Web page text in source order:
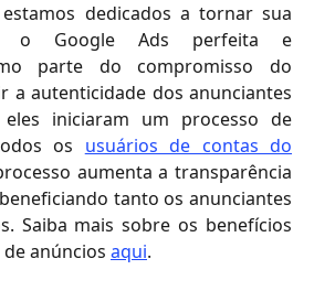
dedicados a tornar sua
o Google Ads perfeita e
parte do compromisso do
a autenticidade dos anunciantes
iniciaram um processo de
os usuários de contas do
aumenta a transparência
tanto os anunciantes
Saiba mais sobre os benefícios
anúncios aqui.